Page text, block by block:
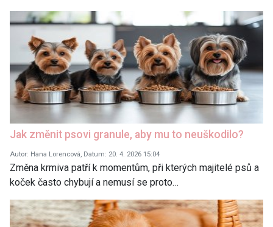
Jak změnit psovi granule, aby mu to neuškodilo?
Autor: Hana Lorencová, Datum: 20. 4. 2026 15:04
Změna krmiva patří k momentům, při kterých majitelé psů a
koček často chybují a nemusí se proto…